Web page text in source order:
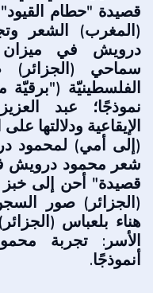
قصيدة "حطام القيود"
(المغرب) الشعر
درويش في ميزان
سماحي
الفلسطينيّة
نموذجًا؛ عبد
الإيقاعية ودلالتها
(إلى أمي) لمحمود
شعر محمود درويش
قصيدة" أحن إلى
(الجزائر) صور
هناء بلعباس
الأسر: تجربة
أنموذجًا.